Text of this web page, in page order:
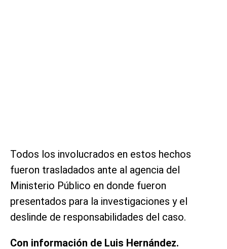
Todos los involucrados en estos hechos
fueron trasladados ante al agencia del
Ministerio Público en donde fueron
presentados para la investigaciones y el
deslinde de responsabilidades del caso.
Con información de Luis Hernández.